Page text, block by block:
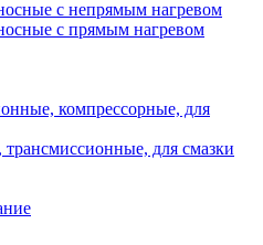
с непрямым нагревом
с прямым нагревом
компрессорные, для
для смазки